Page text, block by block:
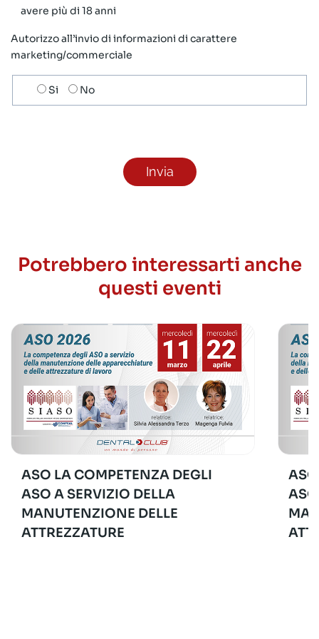
avere più di 18 anni
Autorizzo all’invio di informazioni di carattere
marketing/commerciale
Scelta
invio
Si No
Potrebbero interessarti anche
questi eventi
ASO LA COMPETENZA DEGLI
ASO A SERVIZIO DELLA
MANUTENZIONE DELLE
ATTREZZATURE